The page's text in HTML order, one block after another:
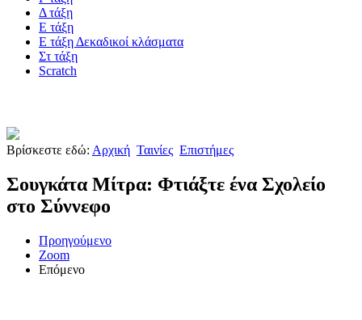
Δ τάξη
Ε τάξη
Ε τάξη Δεκαδικοί κλάσματα
Στ τάξη
Scratch
Βρίσκεστε εδώ: Αρχική Ταινίες Επιστήμες
Σουγκάτα Μίτρα: Φτιάξτε ένα Σχολείο
στο Σύννεφο
Προηγούμενο
Zoom
Επόμενο